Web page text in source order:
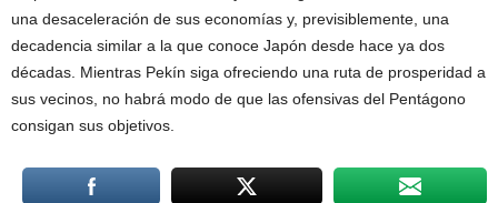
una desaceleración de sus economías y, previsiblemente, una
decadencia similar a la que conoce Japón desde hace ya dos
décadas. Mientras Pekín siga ofreciendo una ruta de prosperidad a
sus vecinos, no habrá modo de que las ofensivas del Pentágono
consigan sus objetivos.